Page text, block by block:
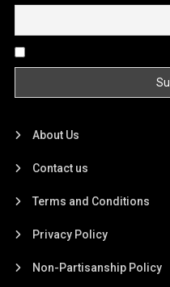
About Us
Contact us
Terms and Conditions
Privacy Policy
Non-Partisanship Policy